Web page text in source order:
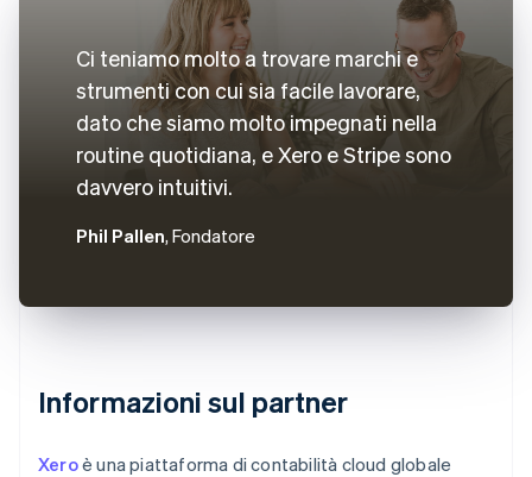
Ci teniamo molto a trovare marchi e
strumenti con cui sia facile lavorare,
dato che siamo molto impegnati nella
routine quotidiana, e Xero e Stripe sono
davvero intuitivi.
Phil Pallen, Fondatore
Informazioni sul partner
Xeroè una piattaforma di contabilità cloud globale